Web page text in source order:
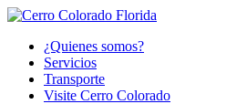
¿Quienes somos?
Servicios
Transporte
Visite Cerro Colorado